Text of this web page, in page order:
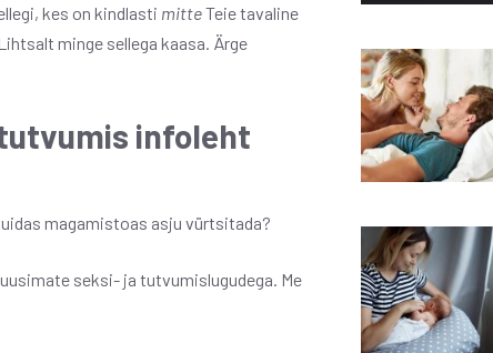
kes on kindlasti mitteTeie tavaline
minge sellega kaasa. Ärge
infoleht
magamistoas asju vürtsitada?
seksi- ja tutvumislugudega. Me